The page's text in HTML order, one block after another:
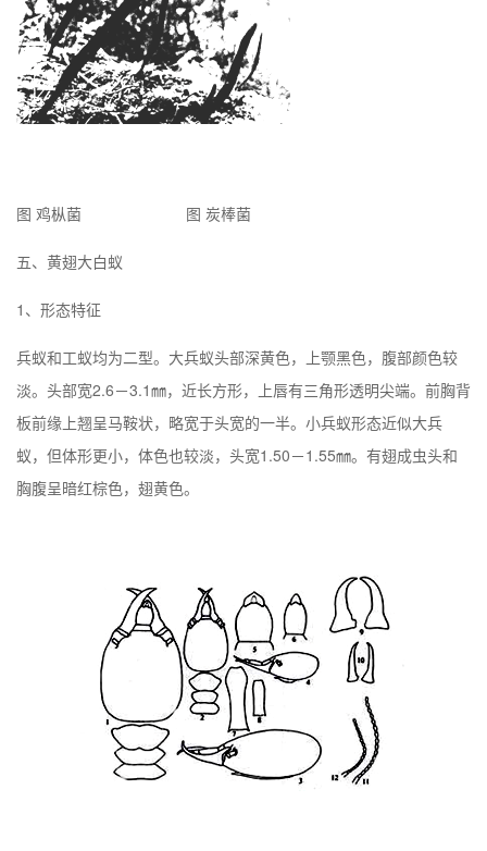
图 鸡枞菌 图 炭棒菌
五、黄翅大白蚁
1、形态特征
兵蚁和工蚁均为二型。大兵蚁头部深黄色，上颚黑色，腹部颜色较
淡。头部宽2.6－3.1㎜，近长方形，上唇有三角形透明尖端。前胸背
板前缘上翘呈马鞍状，略宽于头宽的一半。小兵蚁形态近似大兵
蚁，但体形更小，体色也较淡，头宽1.50－1.55㎜。有翅成虫头和
胸腹呈暗红棕色，翅黄色。